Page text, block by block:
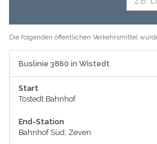
Die folgenden öffentlichen Verkehrsmittel
Buslinie 3860 in Wistedt
Start
Tostedt Bahnhof
End-Station
Bahnhof Süd, Zeven